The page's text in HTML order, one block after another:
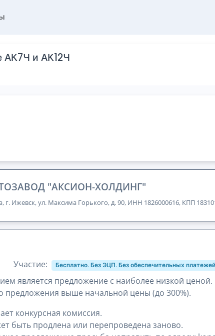
и АК12Ч
"АКСИОН-ХОЛДИНГ"
г. Ижевск, ул. Максима Горького, д. 90, ИНН 1826000616, КПП
Участие: Бесплатно. Без ЭЦП. Без обеспечительных
является предложение с наиболее низкой
предложения выше начальной цены (до 300%).
конкурсная комиссия.
быть продлена или перепроведена заново.